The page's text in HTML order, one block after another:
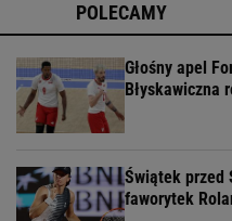
POLECAMY
Głośny apel
Błyskawiczna
Świątek przed
faworytek